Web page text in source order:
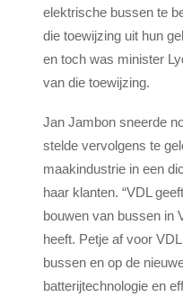
elektrische bussen te
die toewijzing uit hun
en toch was minister
van die toewijzing.
Jan Jambon sneerde
stelde vervolgens te
maakindustrie in een
haar klanten. “VDL
bouwen van bussen in
heeft. Petje af voor
bussen en op de
batterijtechnologie en